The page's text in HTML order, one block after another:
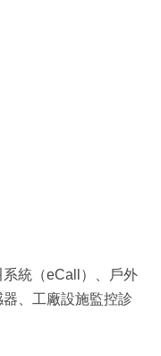
統（eCall）、戶外
、工廠設施監控診